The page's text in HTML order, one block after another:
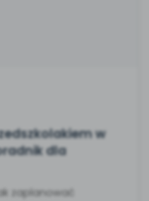
w
dla
zaplanować